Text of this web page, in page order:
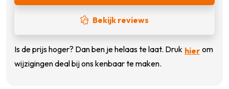
Bekijk reviews
Is de prijs hoger? Dan ben je helaas te laat. Druk hier om
wijzigingen deal bij ons kenbaar te maken.